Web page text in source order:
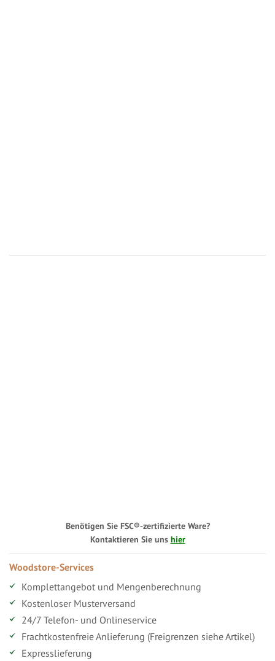
Benötigen Sie FSC®-zertifizierte Ware?
Kontaktieren Sie uns hier
Woodstore-Services
Komplettangebot und Mengenberechnung
Kostenloser Musterversand
24/7 Telefon- und Onlineservice
Frachtkostenfreie Anlieferung (Freigrenzen siehe Artikel)
Expresslieferung